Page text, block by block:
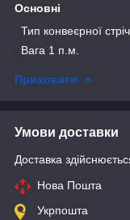
Основні
Тип конвеєрної
Вага 1 п.м.
Приховати
Умови доставки
Доставка
Нова Пошта
Укрпошта